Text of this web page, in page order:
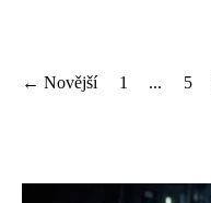
← Novější 1 ... 5